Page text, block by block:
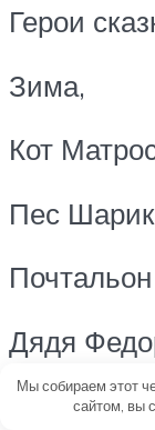
Герои
Зима,
Кот
Пес
Дядя
Мы собираем этот
сайтом, вы